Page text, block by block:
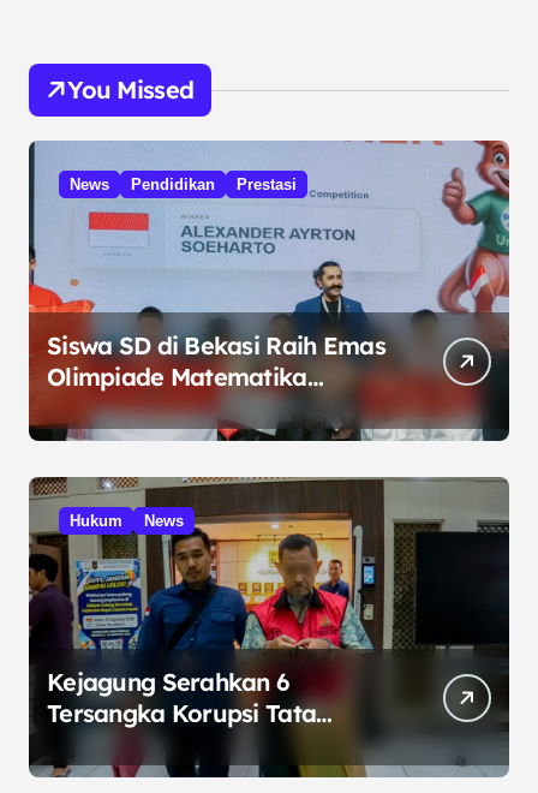
You Missed
News Pendidikan Prestasi
Siswa SD di Bekasi Raih Emas
Olimpiade Matematika
Internasional di Malaysia
Hukum News
Kejagung Serahkan 6
Tersangka Korupsi Tata
Kelola Minyak ke Penuntut
Umum